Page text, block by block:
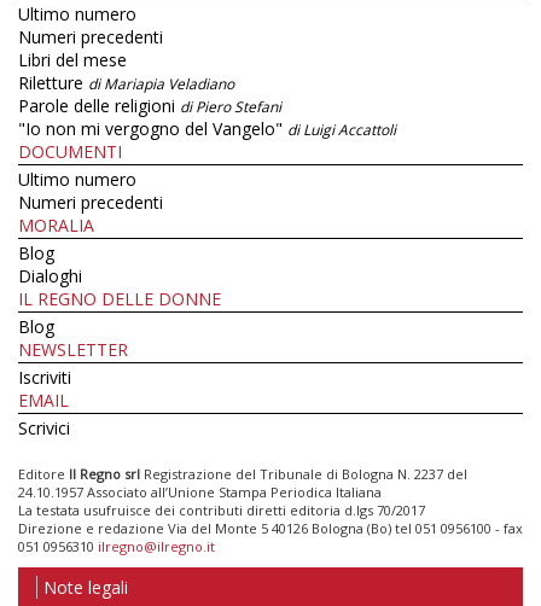
Ultimo numero
Numeri precedenti
Libri del mese
Riletture di Mariapia Veladiano
Parole delle religioni di Piero Stefani
"Io non mi vergogno del Vangelo" di Luigi Accattoli
DOCUMENTI
Ultimo numero
Numeri precedenti
MORALIA
Blog
Dialoghi
IL REGNO DELLE DONNE
Blog
NEWSLETTER
Iscriviti
EMAIL
Scrivici
Editore Il Regno srl Registrazione del Tribunale di Bologna N. 2237 del
24.10.1957 Associato all’Unione Stampa Periodica Italiana
La testata usufruisce dei contributi diretti editoria d.lgs 70/2017
Direzione e redazione Via del Monte 5 40126 Bologna (Bo) tel 051 0956100 - fax
051 0956310 ilregno@ilregno.it
Note legali